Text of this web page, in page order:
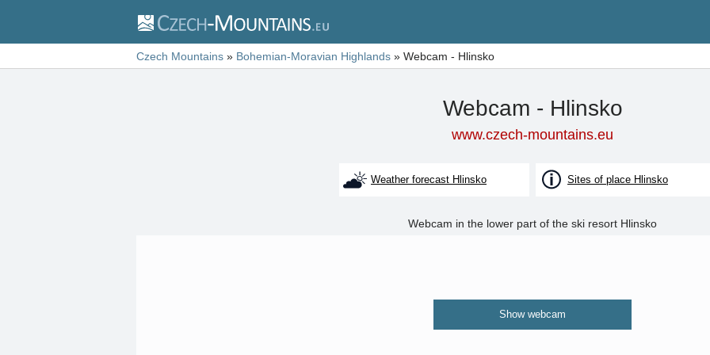
Czech Mountains » Bohemian-Moravian Highlands » Webcam - Hlinsko
Webcam - Hlinsko
www.czech-mountains.eu
Weather forecast Hlinsko Sites of place Hlinsko
Webcam in the lower part of the ski resort Hlinsko
Show webcam